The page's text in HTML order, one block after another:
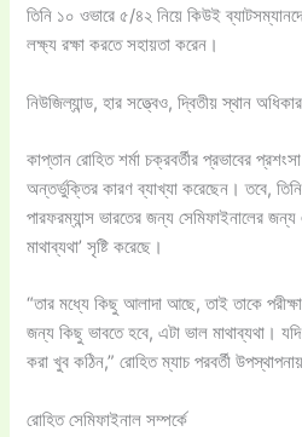
তিনি ১০ ওভারে ৫/৪২ নিয়ে কিউই
লক্ষ্য রক্ষা করতে সহায়তা করেন।
নিউজিল্যান্ড, হার সত্ত্বেও, দ্বিতীয় স্থান
কাপ্তান রোহিত শর্মা চক্রবর্তীর প্রভাবের
অন্তর্ভুক্তির কারণ ব্যাখ্যা করেছেন। তবে,
পারফরম্যান্স ভারতের জন্য সেমিফাইনালের জন্য
মাথাব্যথা’ সৃষ্টি করেছে।
“তার মধ্যে কিছু আলাদা আছে, তাই তাকে
জন্য কিছু ভাবতে হবে, এটা ভাল মাথাব্যথা।
করা খুব কঠিন,” রোহিত ম্যাচ পরবর্তী
রোহিত সেমিফাইনাল সম্পর্কে